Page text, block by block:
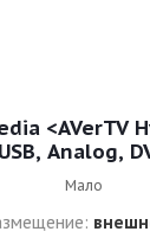
<AVerTV
Analog,
Мало